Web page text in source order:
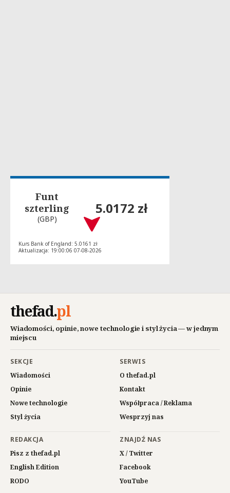
Funt
szterling
(GBP)
5.0172 zł
Kurs Bank of England: 5.0161 zł
Aktualizacja: 19:00:06 07-08-2026
thefad.pl
Wiadomości, opinie, nowe technologie i styl życia — w jednym
miejscu
SEKCJE
Wiadomości
Opinie
Nowe technologie
Styl życia
SERWIS
O thefad.pl
Kontakt
Współpraca / Reklama
Wesprzyj nas
REDAKCJA
Pisz z thefad.pl
English Edition
RODO
ZNAJDŹ NAS
X / Twitter
Facebook
YouTube